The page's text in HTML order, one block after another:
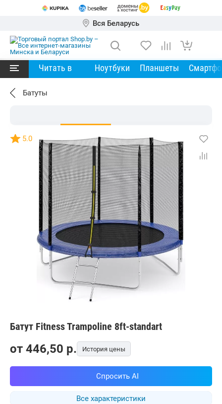
Вся Беларусь
Читать в Ноутбуки Планшеты
Батуты
Батут Fitness Trampoline 8ft-standart
5.0
Все характеристики
от 446,50 p. История цены
Спросить AI